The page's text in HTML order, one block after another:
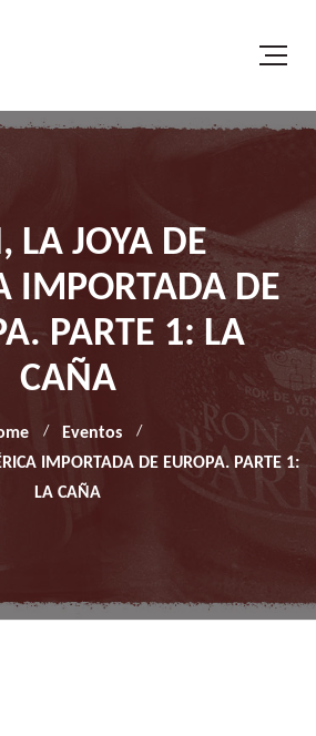
LA JOYA DE
IMPORTADA DE
PARTE 1: LA
CAÑA
Eventos
IMPORTADA DE EUROPA. PARTE 1:
LA CAÑA